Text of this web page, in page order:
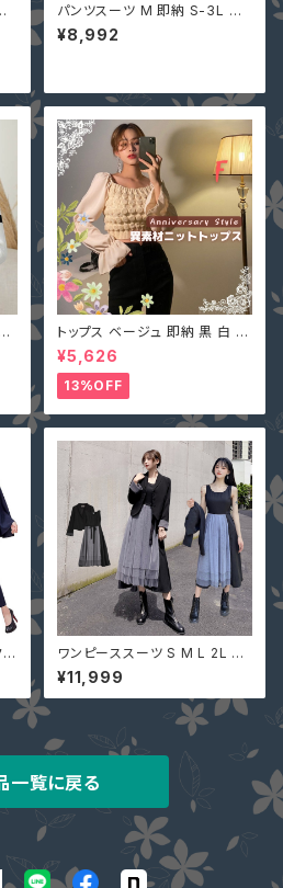
パンツスーツ M 即納 S-3L ベ
ージュ セットアップ 上下セット
DT0046 バイカラー レディー
¥8,992
トップス ベージュ 即納 黒 白 ピ
ンク ニット 切替 シャーリング
異素材 2318596 大人可愛い
長袖 無地 個性的 デコルテ ショ
ート丈 ボートネック オフショル
ダー
¥5,626
13%OFF
ワンピーススーツ S M L 2L 3L
4L 即納 黒 グレー 大人可愛い
セットアップ ぽっちゃり ジャケッ
ト チュール 切替 ASY-98926
大きいサイズ デートコーデ
¥11,999
一覧に戻る